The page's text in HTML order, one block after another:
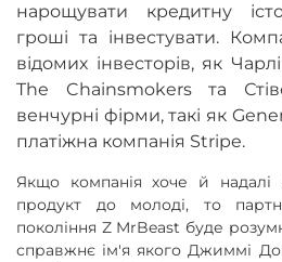
нарощувати кредитну
гроші та інвестувати.
відомих інвесторів, як
The Chainsmokers та
венчурні фірми, такі як
платіжна компанія Stripe.
Якщо компанія хоче й надалі
продукт до молоді, то
покоління Z MrBeast буде
справжнє ім'я якого Джиммі